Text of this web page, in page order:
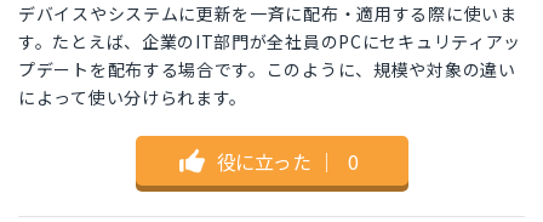
デバイスやシステムに更新を一斉に配布・適用する際に使いま
す。たとえば、企業のIT部門が全社員のPCにセキュリティアッ
プデートを配布する場合です。このように、規模や対象の違い
によって使い分けられます。
役に立った ｜ 0